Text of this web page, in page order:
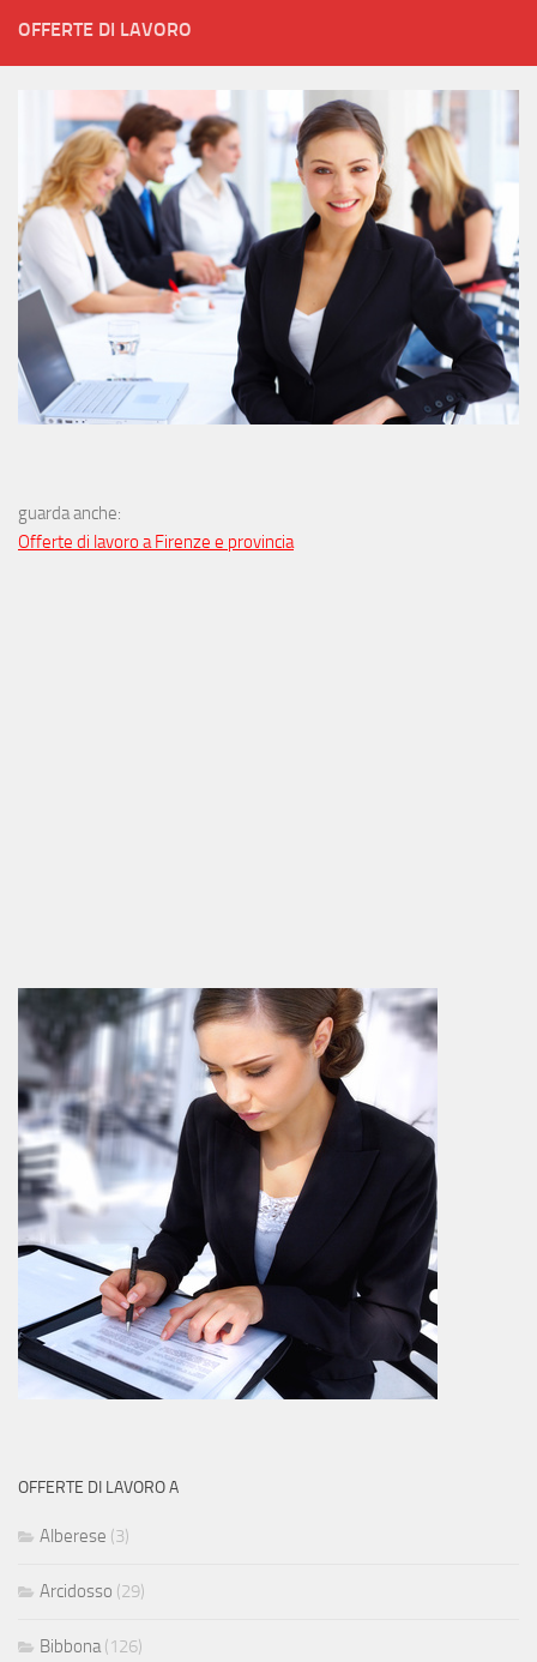
OFFERTE DI LAVORO
guarda anche:
Offerte di lavoro a Firenze e provincia
OFFERTE DI LAVORO A
Alberese (3)
Arcidosso (29)
Bibbona (126)